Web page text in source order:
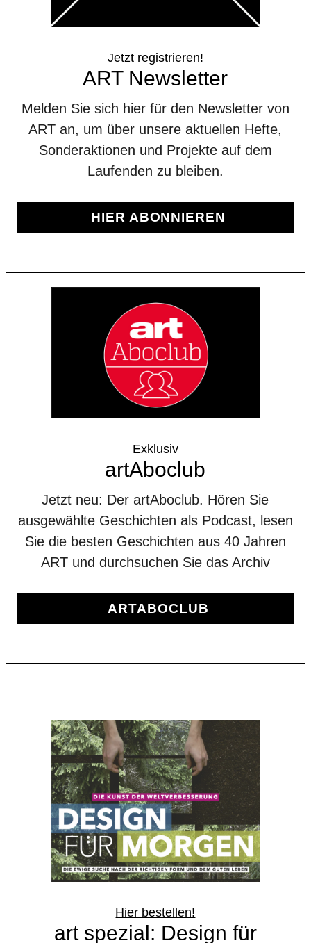
Jetzt registrieren!
ART Newsletter
Melden Sie sich hier für den Newsletter von
ART an, um über unsere aktuellen Hefte,
Sonderaktionen und Projekte auf dem
Laufenden zu bleiben.
HIER ABONNIEREN
Exklusiv
artAboclub
Jetzt neu: Der artAboclub. Hören Sie
ausgewählte Geschichten als Podcast, lesen
Sie die besten Geschichten aus 40 Jahren
ART und durchsuchen Sie das Archiv
ARTABOCLUB
Hier bestellen!
art spezial: Design für